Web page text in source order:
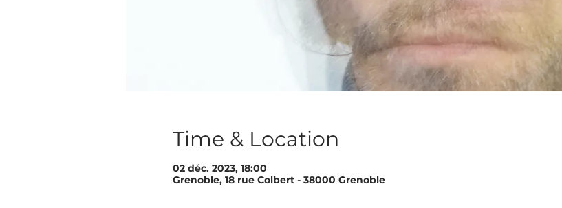
Time & Location
02 déc. 2023, 18:00
Grenoble, 18 rue Colbert - 38000 Grenoble